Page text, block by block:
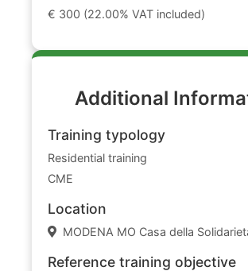
€ 300 (22.00% VAT included)
Additional
Training typology
Residential training
CME
Location
MODENA MO Casa della
Reference training objective